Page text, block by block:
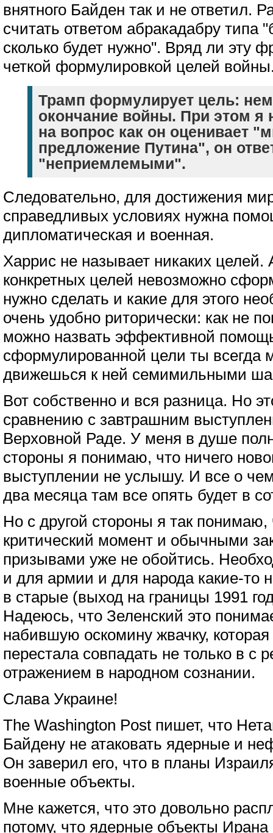
внятного Байден так и не ответил.
считать ответом абракадабру типа
сколько будет нужно". Вряд ли эту
четкой формулировкой целей
Трамп формулирует цель:
окончание войны. При этом я
на вопрос как он оценивает
предложение Путина", он
"неприемлемыми".
Следовательно, для достижения
справедливых условиях нужна
дипломатическая и военная.
Харрис не называет никаких целей.
конкретных целей невозможно
нужно сделать и какие для этого
очень удобно риторически: как не
можно назвать эффективной
сформулированной цели ты всегда
движешься к ней семимильными
Вот собственно и вся разница. Но
сравнению с завтрашним
Верховной Раде. У меня в душе
стороны я понимаю, что ничего
выступлении не услышу. И все о
два месяца там все опять будет в
Но с другой стороны я так понимаю,
критический момент и обычными
призывами уже не обойтись.
и для армии и для народа какие-то
в старые (выход на границы 1991
Надеюсь, что Зеленский это
набившую оскомину жвачку,
перестала совпадать не только в с
отражением в народном сознании.
Слава Украине!
The Washington Post пишет, что
Байдену не атаковать ядерные и
Он заверил его, что в планы
военные объекты.
Мне кажется, что это довольно
потому, что ядерные объекты Ирана